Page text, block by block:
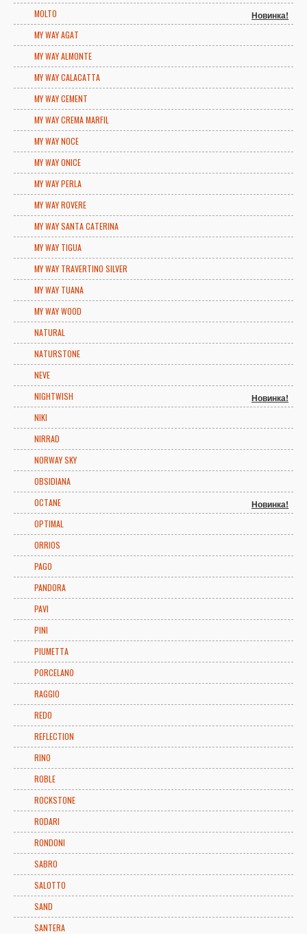
MOLTO Новинка!
MY WAY AGAT
MY WAY ALMONTE
MY WAY CALACATTA
MY WAY CEMENT
MY WAY CREMA MARFIL
MY WAY NOCE
MY WAY ONICE
MY WAY PERLA
MY WAY ROVERE
MY WAY SANTA CATERINA
MY WAY TIGUA
MY WAY TRAVERTINO SILVER
MY WAY TUANA
MY WAY WOOD
NATURAL
NATURSTONE
NEVE
NIGHTWISH
Новинка!
NIKI
NIRRAD
NORWAY SKY
OBSIDIANA
OCTANE
Новинка!
OPTIMAL
ORRIOS
PAGO
PANDORA
PAVI
PINI
PIUMETTA
PORCELANO
RAGGIO
REDO
REFLECTION
RINO
ROBLE
ROCKSTONE
RODARI
RONDONI
SABRO
SALOTTO
SAND
SANTERA